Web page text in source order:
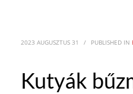
2023 AUGUSZTUS 31 / PUBLISHED IN
Kutyák